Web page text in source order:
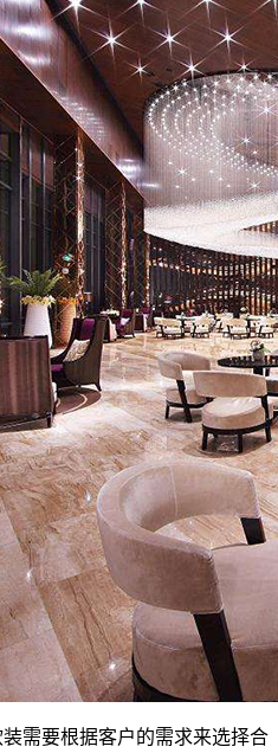
需要根据客户的需求来选择合